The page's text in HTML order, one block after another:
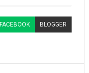
FACEBOOK BLOGGER